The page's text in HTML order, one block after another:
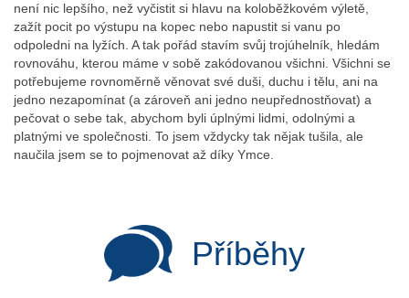
není nic lepšího, než vyčistit si hlavu na koloběžkovém výletě,
zažít pocit po výstupu na kopec nebo napustit si vanu po
odpoledni na lyžích. A tak pořád stavím svůj trojúhelník, hledám
rovnováhu, kterou máme v sobě zakódovanou všichni. Všichni se
potřebujeme rovnoměrně věnovat své duši, duchu i tělu, ani na
jedno nezapomínat (a zároveň ani jedno neupřednostňovat) a
pečovat o sebe tak, abychom byli úplnými lidmi, odolnými a
platnými ve společnosti. To jsem vždycky tak nějak tušila, ale
naučila jsem se to pojmenovat až díky Ymce.
Příběhy